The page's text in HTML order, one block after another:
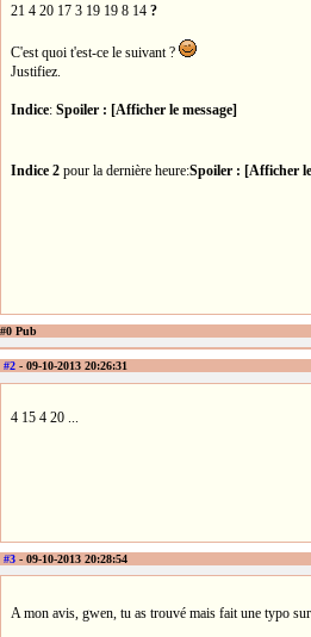
21 4 20 17 3 19 19 8 14 ?
C'est quoi t'est-ce le suivant ?
Justifiez.
Indice: Spoiler : [Afficher le message]
Indice 2 pour la dernière heure:Spoiler : [Afficher
#0 Pub
#2 - 09-10-2013 20:26:31
4 15 4 20 ...
#3 - 09-10-2013 20:28:54
A mon avis, gwen, tu as trouvé mais fait une typo